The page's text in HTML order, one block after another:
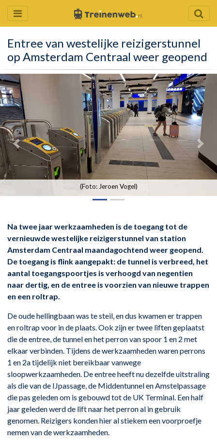
Entree van westelijke reizigerstunnel
op Amsterdam Centraal weer geopend
(Foto: Jeroen Vogel)
Na twee jaar werkzaamheden is de toegang tot de
vernieuwde westelijke reizigerstunnel van station
Amsterdam Centraal maandagochtend weer geopend.
De toegang is flink aangepakt: de tunnel is verbreed, het
aantal toegangspoortjes is verhoogd van negentien
naar dertig, en de entree is voorzien van nieuwe trappen
en een roltrap.
De oude hellingbaan was te steil, en dus kwamen er trappen
en roltrap voor in de plaats. Ook zijn er twee liften geplaatst
die de entree, de tunnel en het perron van spoor 1 en 2 met
elkaar verbinden. Tijdens de werkzaamheden waren perrons
1 en 2a tijdelijk niet bereikbaar vanwege
sloopwerkzaamheden. De entree heeft nu dezelfde uitstraling
als die van de IJpassage, de Middentunnel en Amstelpassage
die pas geleden om is gebouwd tot de UK Terminal. Een half
jaar geleden werd de lift naar het perron al in gebruik
genomen. Reizigers konden hier al stiekem een voorproefje
nemen van de werkzaamheden.